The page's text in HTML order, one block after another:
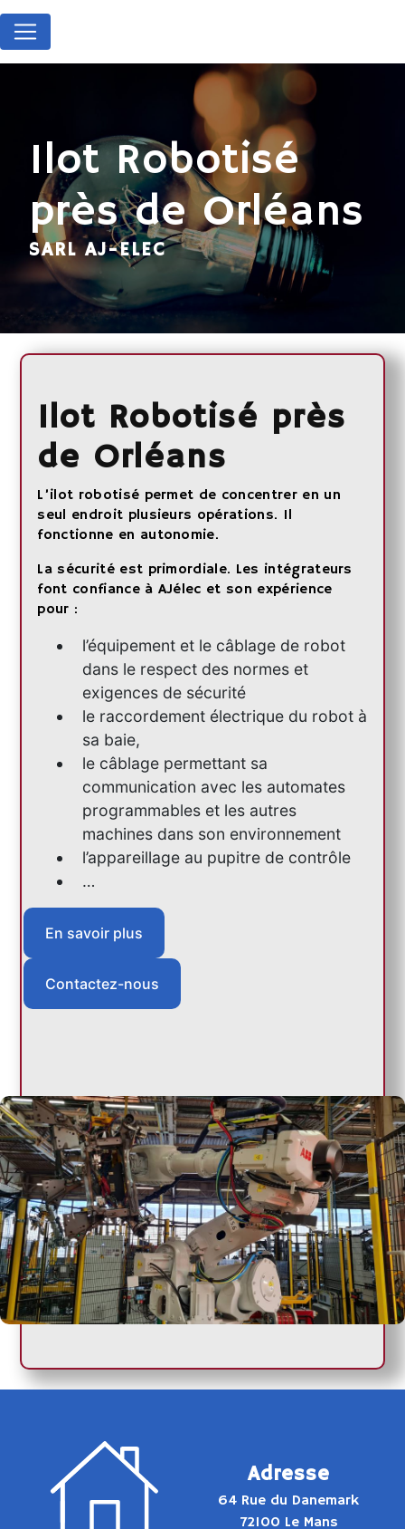
Ilot Robotisé
près de Orléans
SARL AJ-ELEC
Ilot Robotisé près
de Orléans
L’ilot robotisé permet de concentrer en un
seul endroit plusieurs opérations. Il
fonctionne en autonomie.
La sécurité est primordiale. Les intégrateurs
font confiance à AJélec et son expérience
pour :
l’équipement et le câblage de robot
dans le respect des normes et
exigences de sécurité
le raccordement électrique du robot à
sa baie,
le câblage permettant sa
communication avec les automates
programmables et les autres
machines dans son environnement
l’appareillage au pupitre de contrôle
…
En savoir plus
Contactez-nous
Adresse
64 Rue du Danemark
72100 Le Mans
Panneau de gestion des cookies